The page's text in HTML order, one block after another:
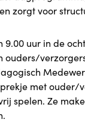
in 15 stappen
zorgt voor
9.00 uur in de
ouders/
met ouder/
spelen. Ze